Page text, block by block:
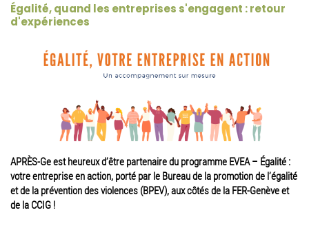
Égalité, quand les entreprises s'engagent : retour
d'expériences
APRÈS-Ge est heureux d’être partenaire du programme EVEA – Égalité :
votre entreprise en action, porté par le Bureau de la promotion de l’égalité
et de la prévention des violences (BPEV), aux côtés de la FER-Genève et
de la CCIG !